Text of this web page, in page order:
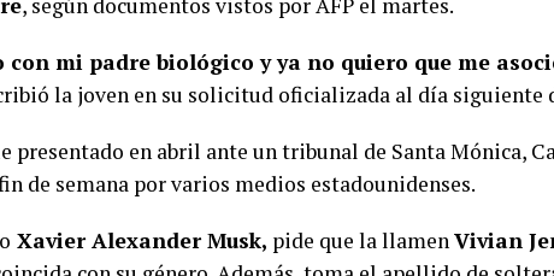
con mi padre biológico y ya no quiero que me
la joven en su solicitud oficializada al día siguiente
presentado en abril ante un tribunal de Santa Mónica,
de semana por varios medios estadounidenses.
Xavier Alexander Musk, pide que la llamenVivian